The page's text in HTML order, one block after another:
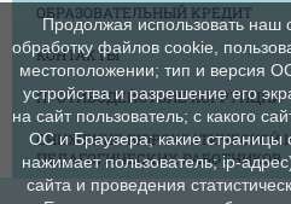
ОБРАЗОВАТЕЛЬНЫЙ КРЕДИТ
КОНТАКТЫ
ПРОТИВОДЕЙСТВИЕ КОРРУПЦИИ
СНИЖЕНИЕ БЮРОКРАТИЧЕСКОЙ
ПЕДАГОГИЧЕСКИХ РАБОТНИКОВ
Продолжая использовать наш
обработку файлов cookie,
местоположении; тип и версия
устройства и разрешение его
на сайт пользователь; с какого
ОС и Браузера; какие страницы
нажимает пользователь; ip-
сайта и проведения